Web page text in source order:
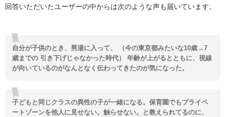
回答いただいたユーザーの中からは次のような声も届いています。
自分が子供のとき、男湯に入って、 （今の東京都みたいな10歳→7
歳までの 引き下げじゃなかった時代） 年齢が上がるとともに、視線
が向いているのがなんとなく伝わってきたのが気になった。
子どもと同じクラスの異性の子が一緒になる。保育園でもプライベ
ートゾーンを他人に見せない。触らせない。と教えられてるのに、